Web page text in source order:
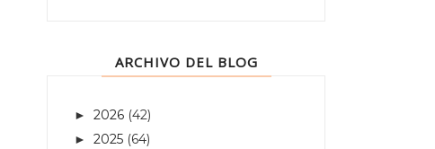
ARCHIVO DEL BLOG
► 2026 (42)
► 2025 (64)